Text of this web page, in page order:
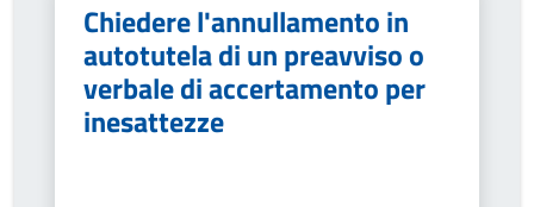
Chiedere l'annullamento in
autotutela di un preavviso o
verbale di accertamento per
inesattezze